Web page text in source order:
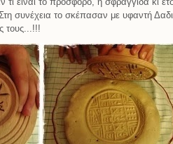
συνέχεια το σκέπασαν με υφαντή
τους...!!!